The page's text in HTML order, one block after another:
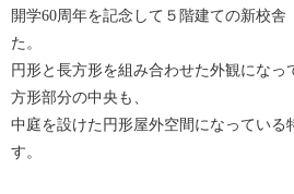
開学60周年を記念して５階建ての新校舎
た。
円形と長方形を組み合わせた外観になっ
方形部分の中央も、
中庭を設けた円形屋外空間になっている
す。